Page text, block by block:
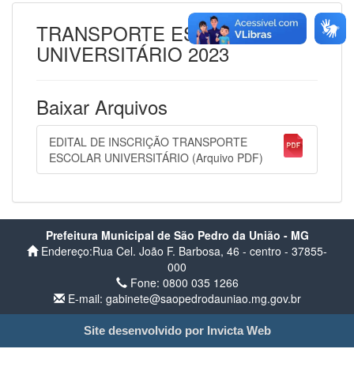
TRANSPORTE ESCOLAR
UNIVERSITÁRIO 2023
Baixar Arquivos
EDITAL DE INSCRIÇÃO TRANSPORTE
ESCOLAR UNIVERSITÁRIO (Arquivo PDF)
Prefeitura Municipal de São Pedro da União - MG
Endereço:Rua Cel. João F. Barbosa, 46 - centro - 37855-
000
Fone: 0800 035 1266
E-mail: gabinete@saopedrodauniao.mg.gov.br
Site desenvolvido por Invicta Web